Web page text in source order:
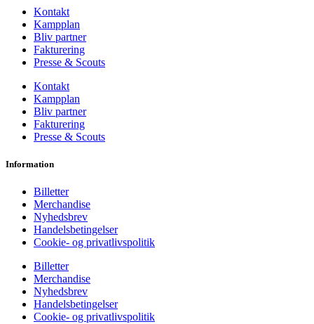
Kontakt
Kampplan
Bliv partner
Fakturering
Presse & Scouts
Kontakt
Kampplan
Bliv partner
Fakturering
Presse & Scouts
Information
Billetter
Merchandise
Nyhedsbrev
Handelsbetingelser
Cookie- og privatlivspolitik
Billetter
Merchandise
Nyhedsbrev
Handelsbetingelser
Cookie- og privatlivspolitik